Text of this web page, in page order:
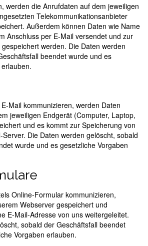
werden die Anrufdaten auf dem jeweiligen
Telekommunikationsanbieter
Außerdem können Daten wie Name
Anschluss per E-Mail versendet und zur
werden. Die Daten werden
beendet wurde und es
Mail kommunizieren, werden Daten
jeweiligen Endgerät (Computer, Laptop,
und es kommt zur Speicherung von
Die Daten werden gelöscht, sobald
wurde und es gesetzliche Vorgaben
Online-Formular kommunizieren,
Webserver gespeichert und
E-Mail-Adresse von uns weitergeleitet.
sobald der Geschäftsfall beendet
Vorgaben erlauben.